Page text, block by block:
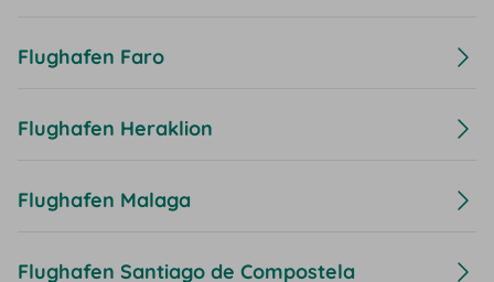
Flughafen Faro
Flughafen Heraklion
Flughafen Malaga
Flughafen Santiago de Compostela